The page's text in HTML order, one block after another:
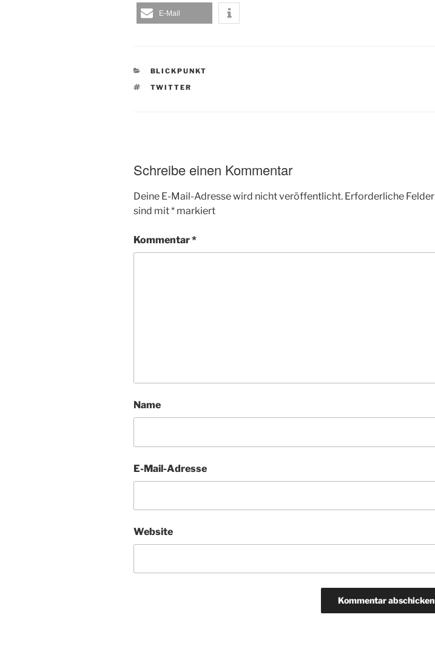
E-Mail
KATEGORIEN
BLICKPUNKT
SCHLAGWÖRTER
TWITTER
Schreibe einen Kommentar
Deine E-Mail-Adresse wird nicht veröffentlicht. Erforderliche Felder
sind mit* markiert
Kommentar*
Name
E-Mail-Adresse
Website